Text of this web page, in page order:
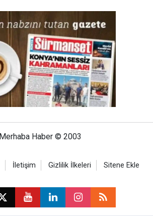
Merhaba Haber © 2003
İletişim Gizlilik İlkeleri Sitene Ekle